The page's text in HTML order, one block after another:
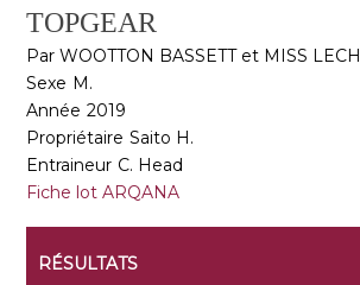
TOPGEAR
Par WOOTTON BASSETT et MISS LECH
Sexe M.
Année 2019
Propriétaire Saito H.
Entraineur C. Head
Fiche lot ARQANA
RÉSULTATS